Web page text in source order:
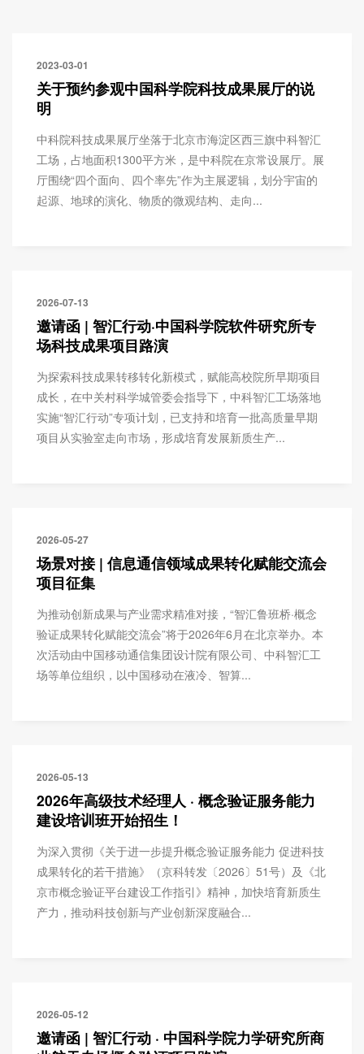
2023-03-01
关于预约参观中国科学院科技成果展厅的说
明
中科院科技成果展厅坐落于北京市海淀区西三旗中科智汇
工场，占地面积1300平方米，是中科院在京常设展厅。展
厅围绕“四个面向、四个率先”作为主展逻辑，划分宇宙的
起源、地球的演化、物质的微观结构、走向...
2026-07-13
邀请函 | 智汇行动·中国科学院软件研究所专
场科技成果项目路演
为探索科技成果转移转化新模式，赋能高校院所早期项目
成长，在中关村科学城管委会指导下，中科智汇工场落地
实施“智汇行动”专项计划，已支持和培育一批高质量早期
项目从实验室走向市场，形成培育发展新质生产...
2026-05-27
场景对接 | 信息通信领域成果转化赋能交流会
项目征集
为推动创新成果与产业需求精准对接，“智汇鲁班桥·概念
验证成果转化赋能交流会”将于2026年6月在北京举办。本
次活动由中国移动通信集团设计院有限公司、中科智汇工
场等单位组织，以中国移动在液冷、智算...
2026-05-13
2026年高级技术经理人 · 概念验证服务能力
建设培训班开始招生！
为深入贯彻《关于进一步提升概念验证服务能力 促进科技
成果转化的若干措施》（京科转发〔2026〕51号）及《北
京市概念验证平台建设工作指引》精神，加快培育新质生
产力，推动科技创新与产业创新深度融合...
2026-05-12
邀请函 | 智汇行动 · 中国科学院力学研究所商